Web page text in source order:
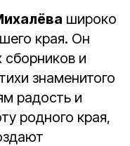
широко
края. Он
сборников и
знаменитого
радость и
родного края,